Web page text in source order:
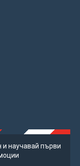
научавай първи